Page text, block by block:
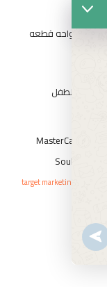
الواحه قطعه
target marketing agency
undefined